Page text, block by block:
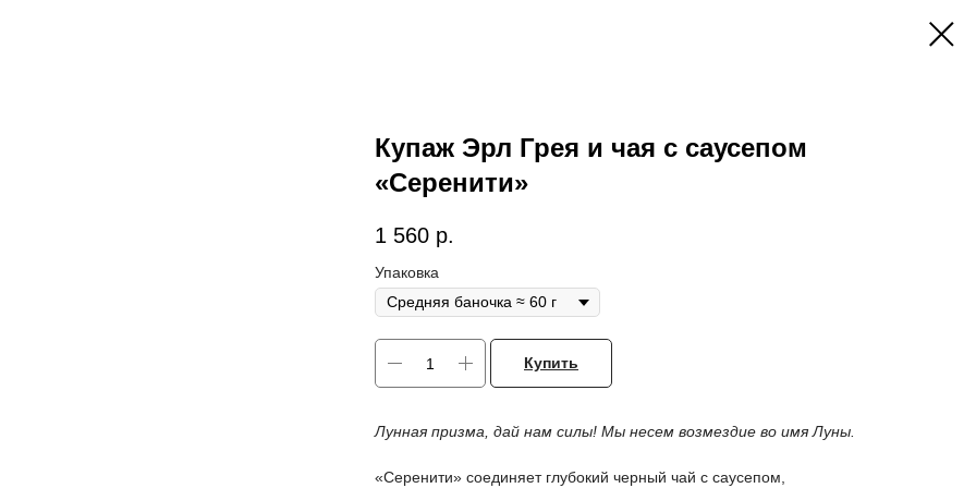
Купаж Эрл Грея и чая с саусепом
«Серенити»
1 560 р.
Упаковка
Купить
Лунная призма, дай нам силы! Мы несем возмездие во имя Луны.
«Серенити» соединяет глубокий черный чай с саусепом,